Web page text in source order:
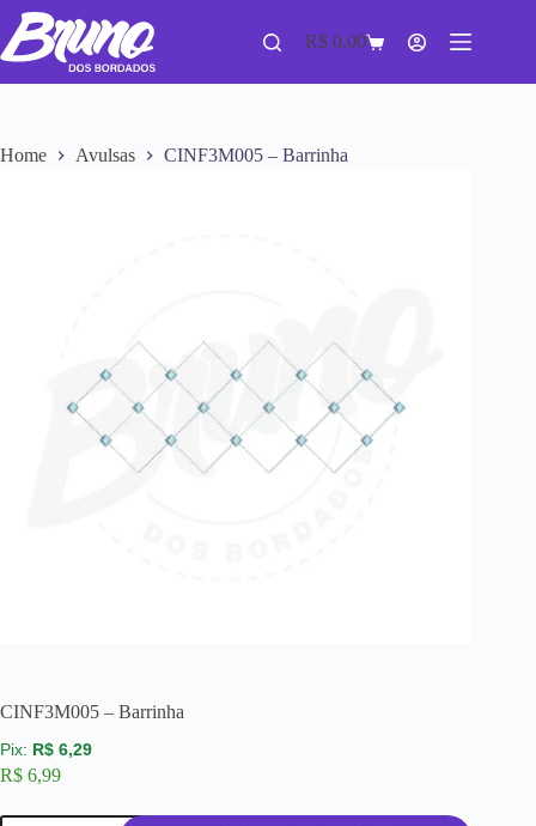
R$ 0,00
Home Avulsas CINF3M005 – Barrinha
CINF3M005 – Barrinha
R$ 6,29
R$ 6,99